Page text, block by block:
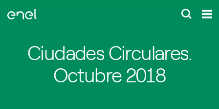
Ciudades Circulares.
Octubre 2018